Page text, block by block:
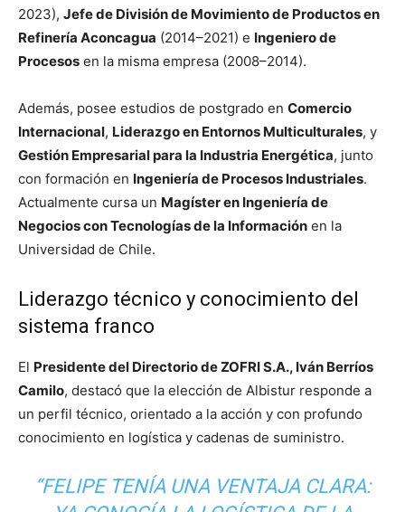
2023), Jefe de División de Movimiento de Productos en
Refinería Aconcagua (2014–2021) e Ingeniero de
Procesos en la misma empresa (2008–2014).
Además, posee estudios de postgrado en Comercio
Internacional, Liderazgo en Entornos Multiculturales, y
Gestión Empresarial para la Industria Energética, junto
con formación en Ingeniería de Procesos Industriales.
Actualmente cursa un Magíster en Ingeniería de
Negocios con Tecnologías de la Información en la
Universidad de Chile.
Liderazgo técnico y conocimiento del
sistema franco
El Presidente del Directorio de ZOFRI S.A., Iván Berríos
Camilo, destacó que la elección de Albistur responde a
un perfil técnico, orientado a la acción y con profundo
conocimiento en logística y cadenas de suministro.
“FELIPE TENÍA UNA VENTAJA CLARA: